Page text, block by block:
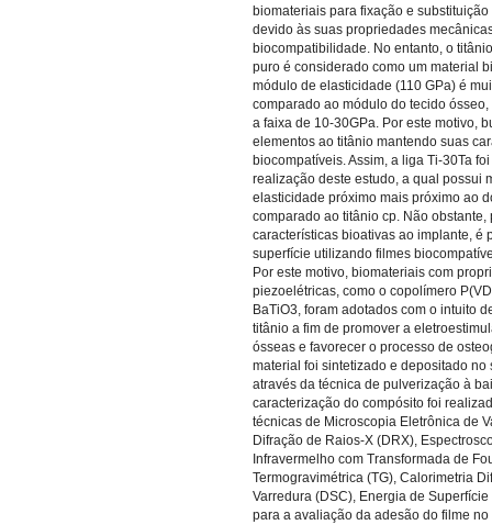
biomateriais para fixação e
devido às suas propriedades
biocompatibilidade. No entanto, o
puro é considerado como um material
módulo de elasticidade (110 GPa) é
comparado ao módulo do tecido
a faixa de 10-30GPa. Por este motivo,
elementos ao titânio mantendo suas
biocompatíveis. Assim, a liga Ti-30Ta
realização deste estudo, a qual possui
elasticidade próximo mais próximo ao
comparado ao titânio cp. Não obstante,
características bioativas ao implante, é
superfície utilizando filmes
Por este motivo, biomateriais com
piezoelétricas, como o copolímero
BaTiO3, foram adotados com o intuito
titânio a fim de promover a
ósseas e favorecer o processo de
material foi sintetizado e depositado no
através da técnica de pulverização à
caracterização do compósito foi
técnicas de Microscopia Eletrônica de
Difração de Raios-X (DRX),
Infravermelho com Transformada de
Termogravimétrica (TG), Calorimetria
Varredura (DSC), Energia de
para a avaliação da adesão do filme no